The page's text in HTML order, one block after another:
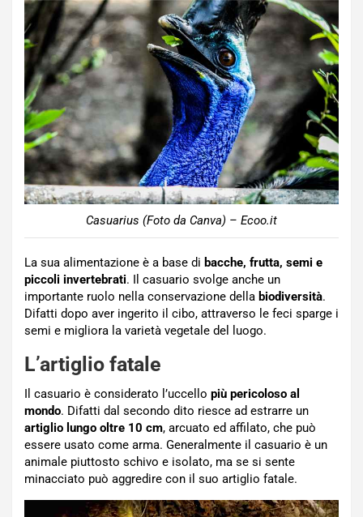
Casuarius (Foto da Canva) – Ecoo.it
La sua alimentazione è a base di bacche, frutta, semi e
piccoli invertebrati. Il casuario svolge anche un
importante ruolo nella conservazione della biodiversità.
Difatti dopo aver ingerito il cibo, attraverso le feci sparge i
semi e migliora la varietà vegetale del luogo.
L’artiglio fatale
Il casuario è considerato l’uccello più pericoloso al
mondo. Difatti dal secondo dito riesce ad estrarre un
artiglio lungo oltre 10 cm, arcuato ed affilato, che può
essere usato come arma. Generalmente il casuario è un
animale piuttosto schivo e isolato, ma se si sente
minacciato può aggredire con il suo artiglio fatale.